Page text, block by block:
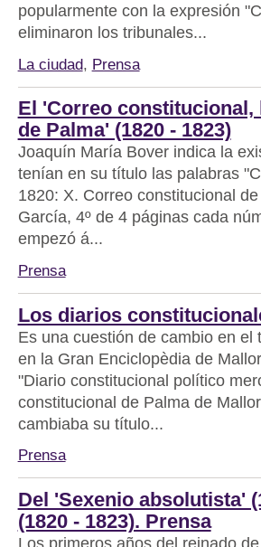
popularmente con la expresión
eliminaron los tribunales...
La ciudad, Prensa
El 'Correo
de Palma' (1820 - 1823)
Joaquín María Bover indica la
tenían en su título las palabras
1820: X. Correo constitucional
García, 4º de 4 páginas cada
empezó á...
Prensa
Los diarios
Es una cuestión de cambio en
en la Gran Enciclopèdia de
"Diario constitucional político
constitucional de Palma de
cambiaba su título...
Prensa
Del 'Sexenio absolutista'
(1820 - 1823). Prensa
Los primeros años del reinado